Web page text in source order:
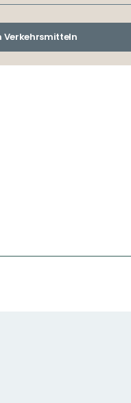
Verkehrsmitteln